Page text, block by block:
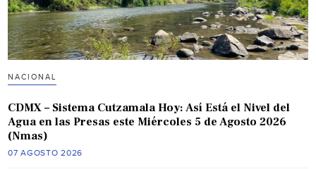
NACIONAL
CDMX – Sistema Cutzamala Hoy: Así Está el Nivel del
Agua en las Presas este Miércoles 5 de Agosto 2026
(Nmas)
07 AGOSTO 2026